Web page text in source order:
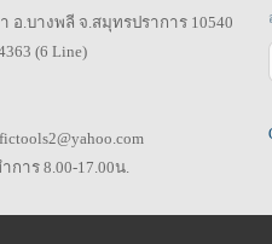
อ.บางพลี จ.สมุทรปราการ 10540
(6 Line)
าร 8.00-17.00น.